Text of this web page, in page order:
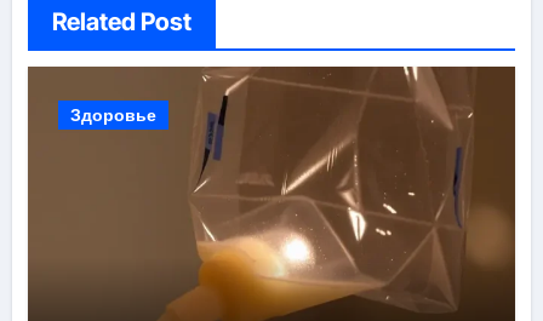
Related Post
Здоровье